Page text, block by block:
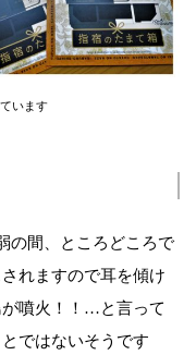
います
の間、ところどころで
れますので耳を傾け
噴火！！…と言って
ではないそうです